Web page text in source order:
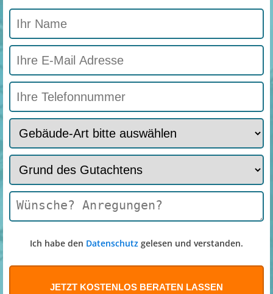
Ich habe den Datenschutz gelesen und verstanden.